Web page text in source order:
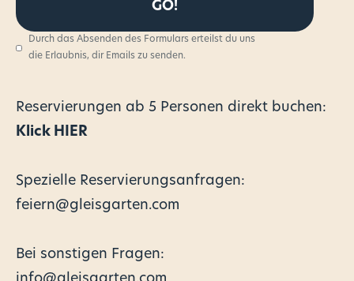
Durch das Absenden des Formulars erteilst du uns
die Erlaubnis, dir Emails zu senden.
Reservierungen ab 5 Personen direkt buchen:
Klick HIER
Spezielle Reservierungsanfragen:
feiern@gleisgarten.com
Bei sonstigen Fragen: